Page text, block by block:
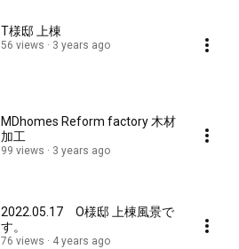
T様邸 上棟
56 views 3 years ago
MDhomes Reform factory 木材
加工
99 views 3 years ago
2022.05.17 O様邸 上棟風景で
す。
76 views 4 years ago